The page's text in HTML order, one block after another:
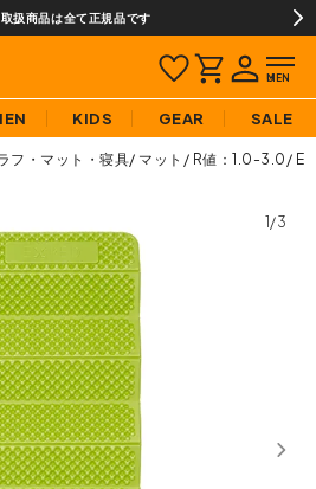
扱商品は全て正規品です
KIDS GEAR SALE
フ・マット・寝具 マット R値：1.0-3.0
1/3